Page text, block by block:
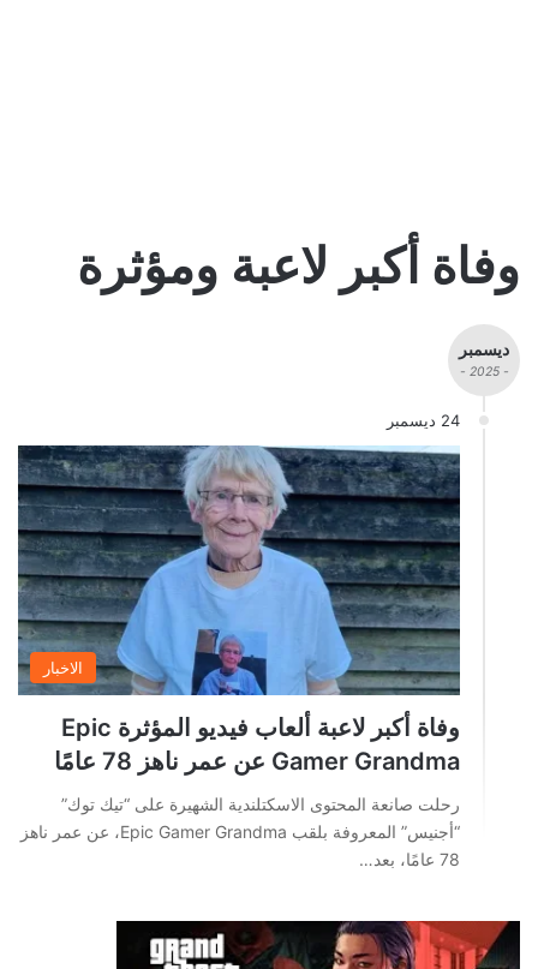
وفاة أكبر لاعبة ومؤثرة
ديسمبر
- 2025 -
24 ديسمبر
الاخبار
وفاة أكبر لاعبة ألعاب فيديو المؤثرة Epic
Gamer Grandma عن عمر ناهز 78 عامًا
رحلت صانعة المحتوى الاسكتلندية الشهيرة على “تيك توك”
“أجنيس” المعروفة بلقب Epic Gamer Grandma، عن عمر ناهز
78 عامًا، بعد…